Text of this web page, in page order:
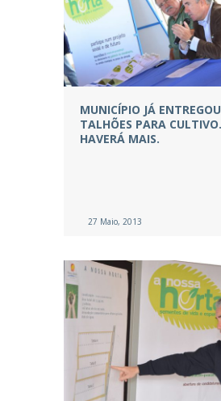
MUNICÍPIO JÁ
TALHÕES PARA
HAVERÁ MAIS.
27 Maio, 2013